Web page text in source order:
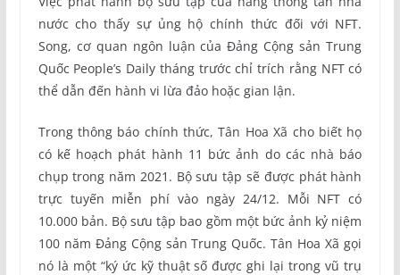
nước cho thấy sự ủng hộ chính thức đối với NFT.
Song, cơ quan ngôn luận của Đảng Cộng sản Trung
Quốc People’s Daily tháng trước chỉ trích rằng NFT có
thể dẫn đến hành vi lừa đảo hoặc gian lận.
Trong thông báo chính thức, Tân Hoa Xã cho biết họ
có kế hoạch phát hành 11 bức ảnh do các nhà báo
chụp trong năm 2021. Bộ sưu tập sẽ được phát hành
trực tuyến miễn phí vào ngày 24/12. Mỗi NFT có
10.000 bản. Bộ sưu tập bao gồm một bức ảnh kỷ niệm
100 năm Đảng Cộng sản Trung Quốc. Tân Hoa Xã gọi
nó là một “ký ức kỹ thuật số được ghi lại trong vũ trụ